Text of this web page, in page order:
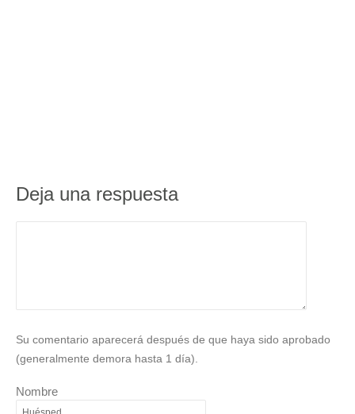
Deja una respuesta
Su comentario aparecerá después de que haya sido aprobado
(generalmente demora hasta 1 día).
Nombre